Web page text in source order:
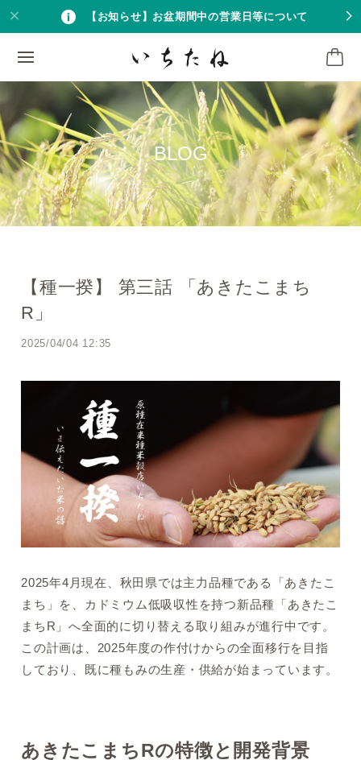
【お知らせ】お盆期間中の営業日等について
BLOG
【種一揆】 第三話 「あきたこまち
R」
2025/04/04 12:35
2025年4月現在、秋田県では主力品種である「あきたこ
まち」を、カドミウム低吸収性を持つ新品種「あきたこ
まちR」へ全面的に切り替える取り組みが進行中です。
この計画は、2025年度の作付けからの全面移行を目指
しており、既に種もみの生産・供給が始まっています。
あきたこまちRの特徴と開発背景